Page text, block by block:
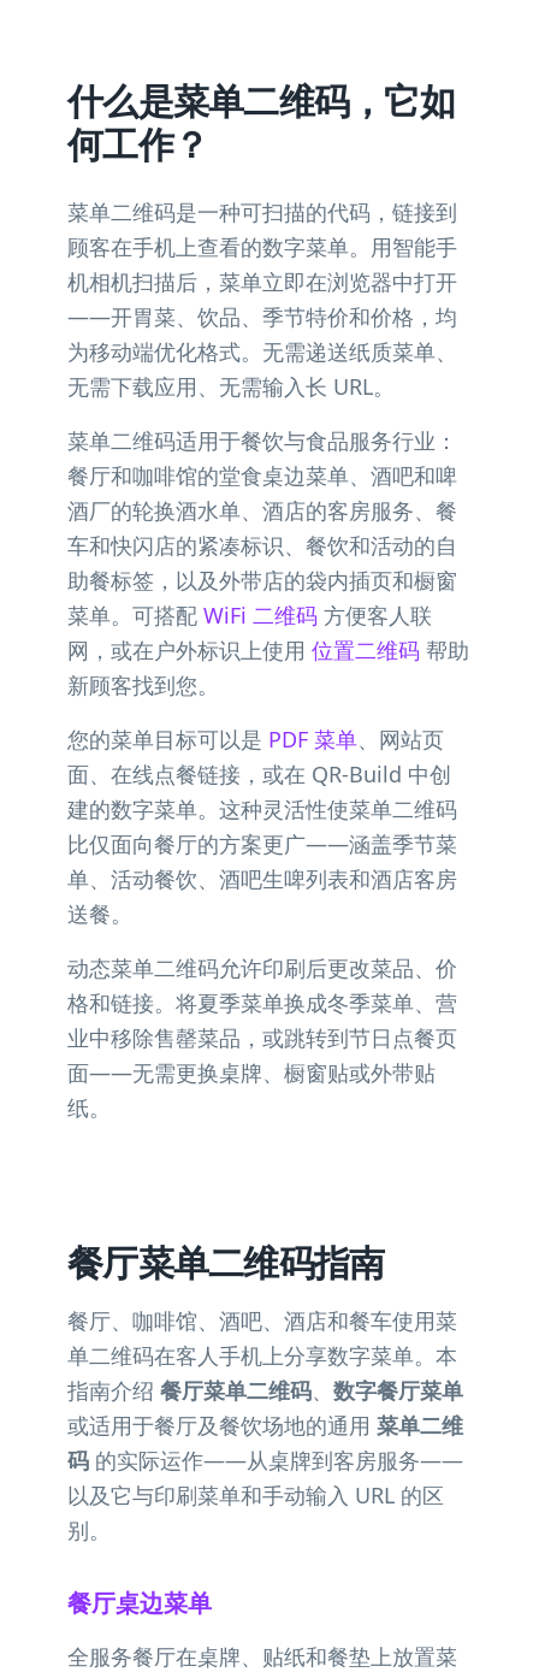
什么是菜单二维码，它如
何工作？
菜单二维码是一种可扫描的代码，链接到
顾客在手机上查看的数字菜单。用智能手
机相机扫描后，菜单立即在浏览器中打开
——开胃菜、饮品、季节特价和价格，均
为移动端优化格式。无需递送纸质菜单、
无需下载应用、无需输入长 URL。
菜单二维码适用于餐饮与食品服务行业：
餐厅和咖啡馆的堂食桌边菜单、酒吧和啤
酒厂的轮换酒水单、酒店的客房服务、餐
车和快闪店的紧凑标识、餐饮和活动的自
助餐标签，以及外带店的袋内插页和橱窗
菜单。可搭配 WiFi 二维码 方便客人联
网，或在户外标识上使用 位置二维码 帮助
新顾客找到您。
您的菜单目标可以是 PDF 菜单、网站页
面、在线点餐链接，或在 QR-Build 中创
建的数字菜单。这种灵活性使菜单二维码
比仅面向餐厅的方案更广——涵盖季节菜
单、活动餐饮、酒吧生啤列表和酒店客房
送餐。
动态菜单二维码允许印刷后更改菜品、价
格和链接。将夏季菜单换成冬季菜单、营
业中移除售罄菜品，或跳转到节日点餐页
面——无需更换桌牌、橱窗贴或外带贴
纸。
餐厅菜单二维码指南
餐厅、咖啡馆、酒吧、酒店和餐车使用菜
单二维码在客人手机上分享数字菜单。本
指南介绍 餐厅菜单二维码、 数字餐厅菜单
或适用于餐厅及餐饮场地的通用 菜单二维
码 的实际运作——从桌牌到客房服务——
以及它与印刷菜单和手动输入 URL 的区
别。
餐厅桌边菜单
全服务餐厅在桌牌、贴纸和餐垫上放置菜